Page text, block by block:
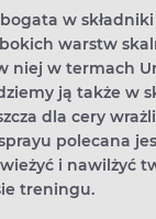
w
warstw
niej w termach
ją także w
dla cery
polecana
i nawilżyć
treningu.